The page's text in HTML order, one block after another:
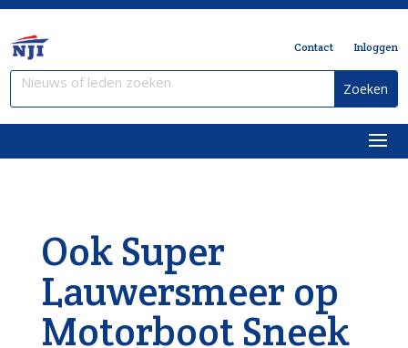
Contact Inloggen
Ook Super
Lauwersmeer op
Motorboot Sneek